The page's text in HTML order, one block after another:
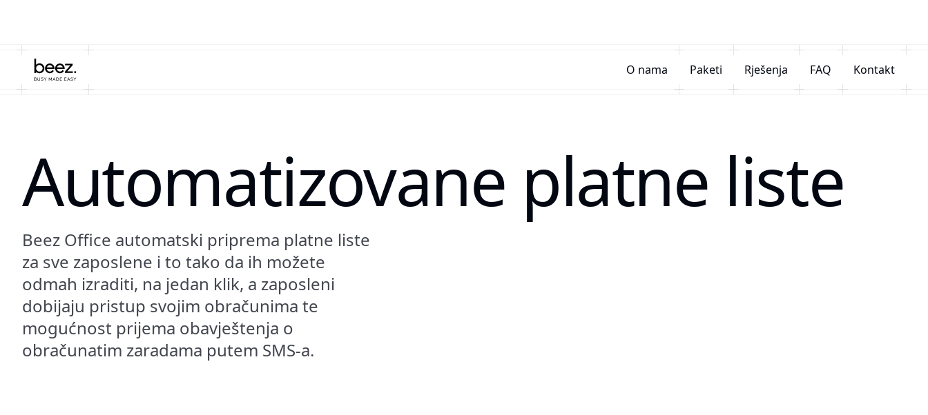
O nama Paketi Rješenja FAQ Kontakt
Automatizovane platne liste
Beez Office automatski priprema platne liste
za sve zaposlene i to tako da ih možete
odmah izraditi, na jedan klik, a zaposleni
dobijaju pristup svojim obračunima te
mogućnost prijema obavještenja o
obračunatim zaradama putem SMS-a.